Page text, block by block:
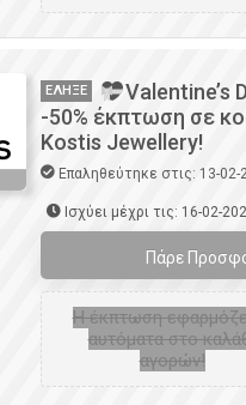
ΈΛΗΞΕ
Valentine’s
-50% έκπτωση σε
Kostis Jewellery!
Επαληθεύτηκε στις: 13-02-
Ισχύει μέχρι τις: 16-02-
Πάρε
H έκπτωση
αυτόματα στο
αγορών!